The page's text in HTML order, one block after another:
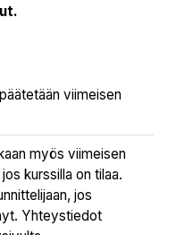
viimeisen
myös viimeisen
kurssilla on tilaa.
jos
Yhteystiedot